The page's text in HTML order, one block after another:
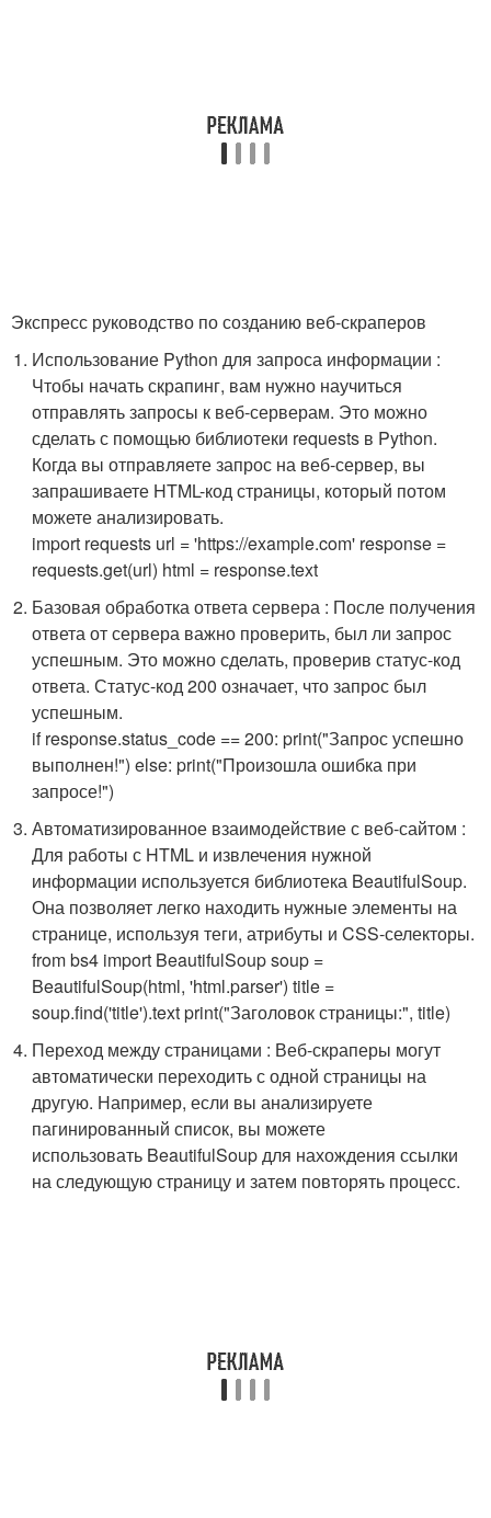
Экспресс руководство по созданию веб-скраперов
Использование Python для запроса информации :
Чтобы начать скрапинг, вам нужно научиться
отправлять запросы к веб-серверам. Это можно
сделать с помощью библиотеки requests в Python.
Когда вы отправляете запрос на веб-сервер, вы
запрашиваете HTML-код страницы, который потом
можете анализировать.
import requests url = 'https://example.com' response =
requests.get(url) html = response.text
Базовая обработка ответа сервера : После получения
ответа от сервера важно проверить, был ли запрос
успешным. Это можно сделать, проверив статус-код
ответа. Статус-код 200 означает, что запрос был
успешным.
if response.status_code == 200: print("Запрос успешно
выполнен!") else: print("Произошла ошибка при
запросе!")
Автоматизированное взаимодействие с веб-сайтом :
Для работы с HTML и извлечения нужной
информации используется библиотека BeautifulSoup.
Она позволяет легко находить нужные элементы на
странице, используя теги, атрибуты и CSS-селекторы.
from bs4 import BeautifulSoup soup =
BeautifulSoup(html, 'html.parser') title =
soup.find('title').text print("Заголовок страницы:", title)
Переход между страницами : Веб-скраперы могут
автоматически переходить с одной страницы на
другую. Например, если вы анализируете
пагинированный список, вы можете
использовать BeautifulSoupдля нахождения ссылки
на следующую страницу и затем повторять процесс.